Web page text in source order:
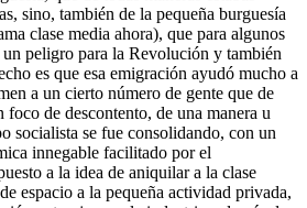
sino, también de la pequeña burguesía
clase media ahora), que para algunos
peligro para la Revolución y también
es que esa emigración ayudó mucho a
a un cierto número de gente que de
foco de descontento, de una manera u
socialista se fue consolidando, con un
innegable facilitado por el
a la idea de aniquilar a la clase
espacio a la pequeña actividad privada,